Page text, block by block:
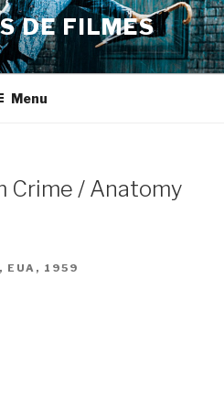
DE FILMES
Menu
Crime / Anatomy
EUA, 1959